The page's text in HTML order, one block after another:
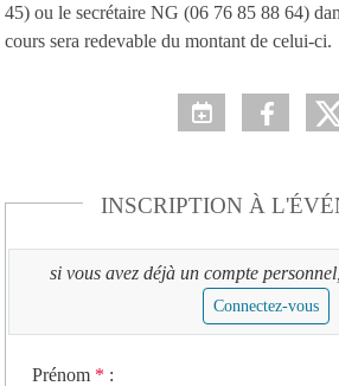
45) ou le secrétaire NG (06 76 85 88 64)
cours sera redevable du montant de celui-ci.
INSCRIPTION À
si vous avez déjà un compte
Connectez-vous
Prénom * :